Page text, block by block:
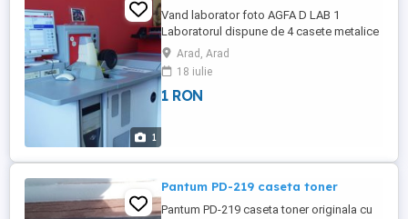
1
Vand laborator foto AGFA D LAB 1
Laboratorul dispune de 4 casete metalice
pentru hartia foto, scanner pentru filme
incorporat, calculator in care are introdus
direct softul, care permite selectarea
marimii pentru printare cat si unele ajustari
Arad, Arad
18 iulie
1 RON
Pantum PD-219 caseta toner
Pantum PD-219 caseta toner originala cu